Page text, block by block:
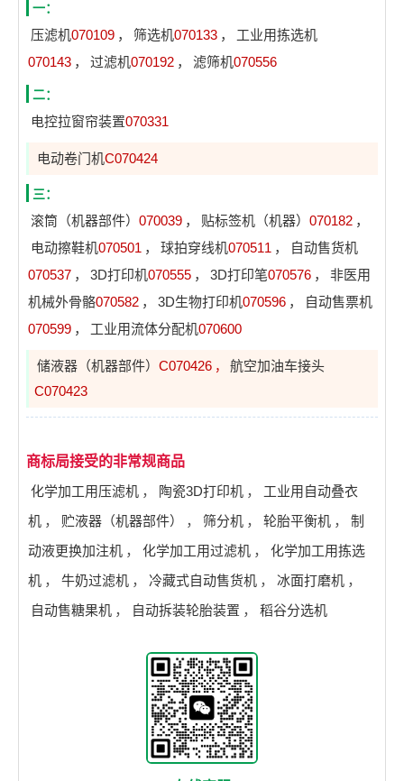
一：
压滤机070109 ， 筛选机070133 ，
工业用拣选机
070143 ， 过滤机070192 ， 滤筛机070556
二：
电控拉窗帘装置070331
电动卷门机C070424
三：
滚筒（机器部件） 070039 ， 贴标签机（机器） 070182 ，
电动擦鞋机070501 ， 球拍穿线机070511 ，
自动售货机
070537 ， 3D打印机070555 ， 3D打印笔070576 ，
非医用
机械外骨骼070582 ， 3D生物打印机070596 ，
自动售票机
070599 ， 工业用流体分配机070600
储液器（机器部件） C070426 ，
航空加油车接头
C070423
商标局接受的非常规商品
化学加工用压滤机 ， 陶瓷3D打印机 ，
工业用自动叠衣
机 ， 贮液器（机器部件） ， 筛分机 ， 轮胎平衡机 ，
制
动液更换加注机 ， 化学加工用过滤机 ，
化学加工用拣选
机 ， 牛奶过滤机 ， 冷藏式自动售货机 ， 冰面打磨机 ，
自动售糖果机 ， 自动拆装轮胎装置 ， 稻谷分选机